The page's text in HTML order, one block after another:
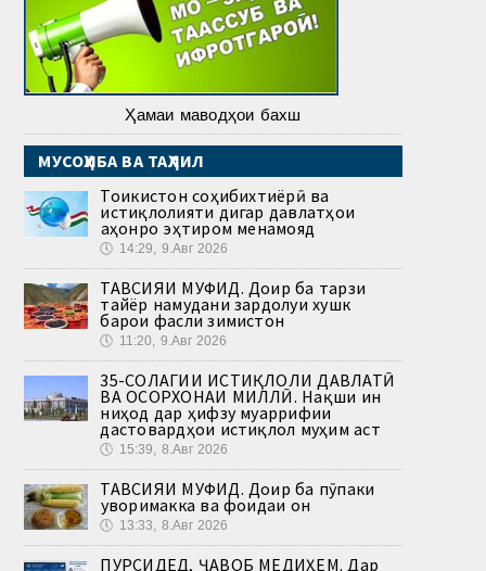
Ҳамаи маводҳои бахш
МУСОҲИБА ВА ТАҲЛИЛ
Тоҷикистон соҳибихтиёрӣ ва
истиқлолияти дигар давлатҳои
ҷаҳонро эҳтиром менамояд
🕔 14:29, 9.Авг 2026
ТАВСИЯИ МУФИД. Доир ба тарзи
тайёр намудани зардолуи хушк
барои фасли зимистон
🕔 11:20, 9.Авг 2026
35-СОЛАГИИ ИСТИҚЛОЛИ ДАВЛАТӢ
ВА ОСОРХОНАИ МИЛЛӢ. Нақши ин
ниҳод дар ҳифзу муаррифии
дастовардҳои истиқлол муҳим аст
🕔 15:39, 8.Авг 2026
ТАВСИЯИ МУФИД. Доир ба пӯпаки
ҷуворимакка ва фоидаи он
🕔 13:33, 8.Авг 2026
ПУРСИДЕД, ҶАВОБ МЕДИҲЕМ. Дар